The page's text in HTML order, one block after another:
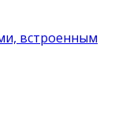
встроенным